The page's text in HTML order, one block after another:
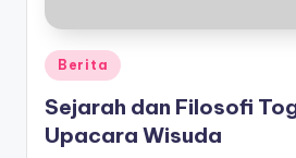
Posted
Berita
Sejarah dan Filosofi
Upacara Wisuda